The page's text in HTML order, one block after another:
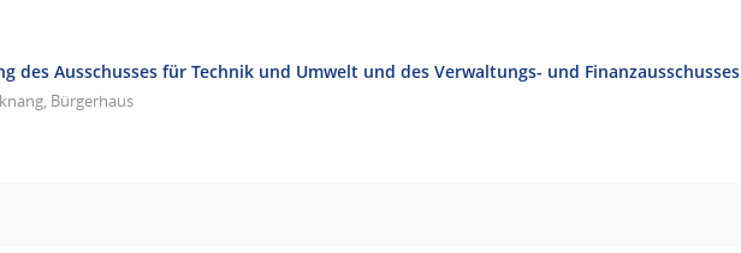
des Ausschusses für Technik und Umwelt und des Verwaltungs- und Finanzausschusses
Bürgerhaus